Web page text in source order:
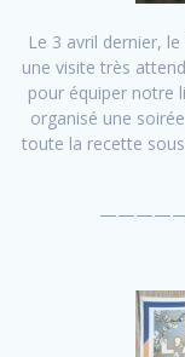
Le 3 avril dernier,
une visite très
pour équiper notre
organisé une soirée
toute la recette